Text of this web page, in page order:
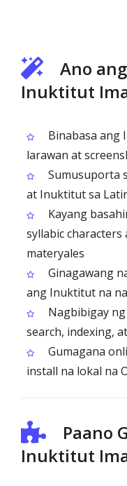
Ano
Inuktitut
Binabasa ang
larawan at
Sumusuporta
at Inuktitut sa
Kayang
syllabic
materyales
Ginagawang
ang Inuktitut na
Nagbibigay
search, indexing,
Gumagana
install na lokal na
Paano
Inuktitut